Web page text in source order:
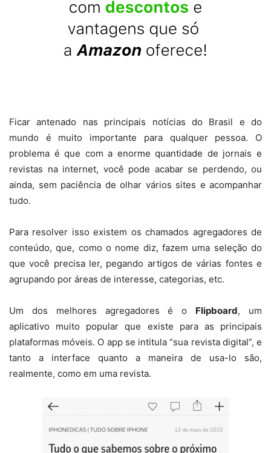
Ficar antenado nas principais notícias do Brasil e do
mundo é muito importante para qualquer pessoa. O
problema é que com a enorme quantidade de jornais e
revistas na internet, você pode acabar se perdendo, ou
ainda, sem paciência de olhar vários sites e acompanhar
tudo.
Para resolver isso existem os chamados agregadores de
conteúdo, que, como o nome diz, fazem uma seleção do
que você precisa ler, pegando artigos de várias fontes e
agrupando por áreas de interesse, categorias, etc.
Um dos melhores agregadores é o Flipboard, um
aplicativo muito popular que existe para as principais
plataformas móveis. O app se intitula “sua revista digital”, e
tanto a interface quanto a maneira de usa-lo são,
realmente, como em uma revista.